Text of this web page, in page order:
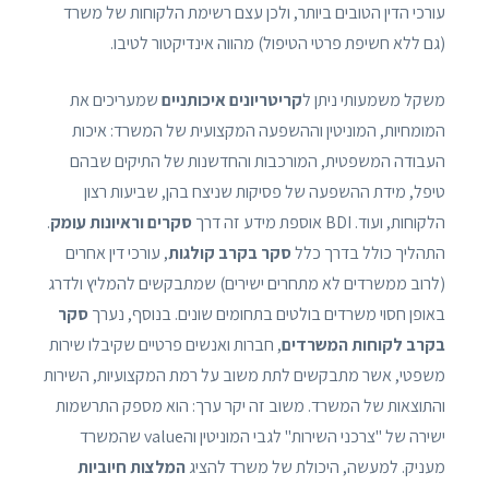
עורכי הדין הטובים ביותר, ולכן עצם רשימת הלקוחות של משרד
(גם ללא חשיפת פרטי הטיפול) מהווה אינדיקטור לטיבו.
משקל משמעותי ניתן לקריטריונים איכותנייםשמעריכים את
המומחיות, המוניטין וההשפעה המקצועית של המשרד: איכות
העבודה המשפטית, המורכבות והחדשנות של התיקים שבהם
טיפל, מידת ההשפעה של פסיקות שניצח בהן, שביעות רצון
הלקוחות, ועוד. BDI אוספת מידע זה דרך
סקרים וראיונות עומק.
התהליך כולל בדרך כללסקר בקרב קולגות, עורכי דין אחרים
(לרוב ממשרדים לא מתחרים ישירים) שמתבקשים להמליץ ולדרג
באופן חסוי משרדים בולטים בתחומים שונים. בנוסף, נערךסקר
בקרב לקוחות המשרדים, חברות ואנשים פרטיים שקיבלו שירות
משפטי, אשר מתבקשים לתת משוב על רמת המקצועיות, השירות
והתוצאות של המשרד. משוב זה יקר ערך: הוא מספק התרשמות
ישירה של "צרכני השירות" לגבי המוניטין והvalue שהמשרד
מעניק. למעשה, היכולת של משרד להציגהמלצות חיוביות